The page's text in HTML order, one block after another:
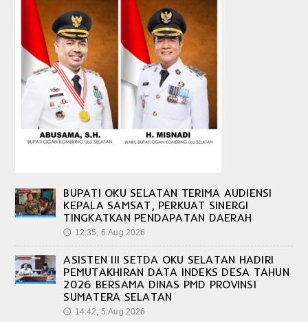
BUPATI OKU SELATAN TERIMA AUDIENSI
KEPALA SAMSAT, PERKUAT SINERGI
TINGKATKAN PENDAPATAN DAERAH
🕔 12:35, 6.Aug 2026
ASISTEN III SETDA OKU SELATAN HADIRI
PEMUTAKHIRAN DATA INDEKS DESA TAHUN
2026 BERSAMA DINAS PMD PROVINSI
SUMATERA SELATAN
🕔 14:42, 5.Aug 2026